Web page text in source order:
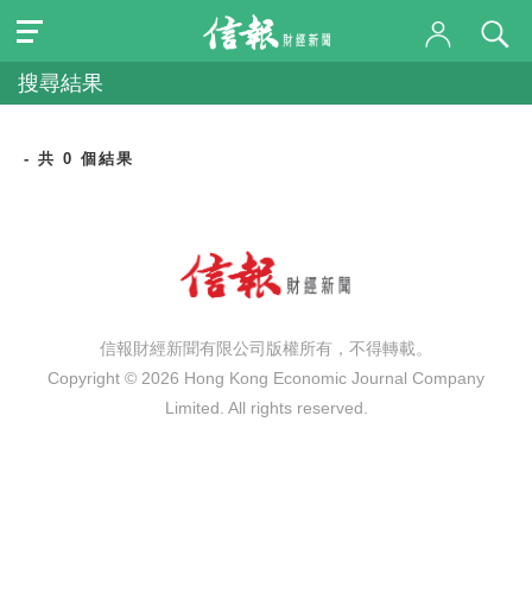
搜尋結果
- 共 0 個結果
信報財經新聞有限公司版權所有，不得轉載。
Copyright © 2026 Hong Kong Economic Journal Company
Limited. All rights reserved.